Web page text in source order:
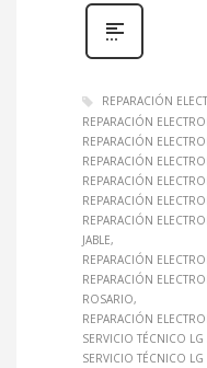
REPARACIÓN
REPARACIÓN
REPARACIÓN
REPARACIÓN
REPARACIÓN
REPARACIÓN
REPARACIÓN
JABLE
REPARACIÓN
REPARACIÓN
ROSARIO
REPARACIÓN
SERVICIO TÉCNICO
SERVICIO TÉCNICO LG